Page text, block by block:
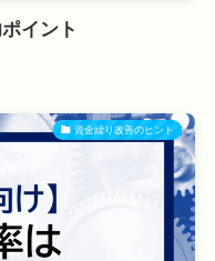
イント
資金繰り改善のヒント